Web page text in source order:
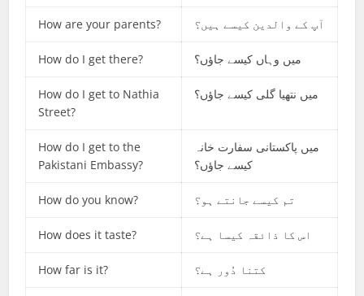
How are your parents? آپ کے والدین کیسے ہیں؟
How do I get there? میں وہاں کیسے جاؤں؟
How do I get to Nathia
Street?
میں نتھیا گلی کیسے جاؤں؟
How do I get to the
Pakistani Embassy?
میں پاکستانی سفارت خانہ
کیسے جاؤں؟
How do you know? تم کیسے جانتے ہو؟
How does it taste? اس کا ذائقہ کیسا ہے؟
How far is it? کتنا دُور ہے؟